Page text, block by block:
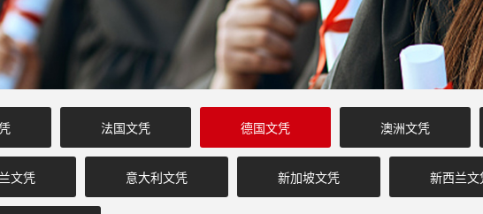
法国文凭 德国文凭 澳洲文凭
文凭 意大利文凭 新加坡文凭 新西兰文